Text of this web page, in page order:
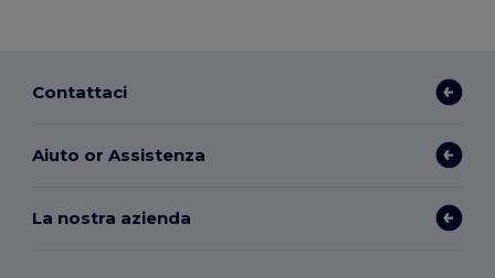
Contattaci
Aiuto or Assistenza
La nostra azienda